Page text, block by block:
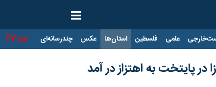
علمی فلسطین استان‌ها عکس چندرسانه‌ای ایرنا TV
در پایتخت به اهتزاز در آمد